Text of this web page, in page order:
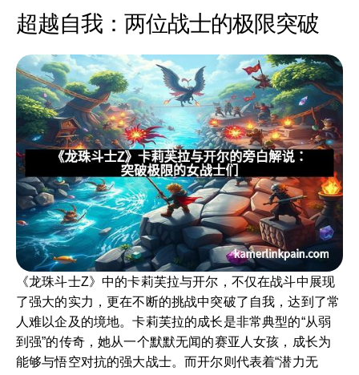
超越自我：两位战士的极限突破
《龙珠斗士Z》中的卡莉芙拉与开尔，不仅在战斗中展现
了强大的实力，更在不断的挑战中突破了自我，达到了常
人难以企及的境地。卡莉芙拉的成长是非常典型的“从弱
到强”的传奇，她从一个默默无闻的赛亚人女孩，成长为
能够与悟空对抗的强大战士。而开尔则代表着“潜力无